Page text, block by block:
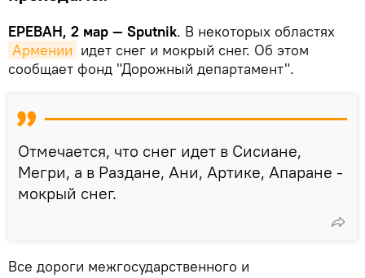
ЕРЕВАН, 2 мар — Sputnik. В некоторых областях
Армении идет снег и мокрый снег. Об этом
сообщает фонд "Дорожный департамент".
Отмечается, что снег идет в Сисиане,
Мегри, а в Раздане, Ани, Артике, Апаране -
мокрый снег.
Все дороги межгосударственного и